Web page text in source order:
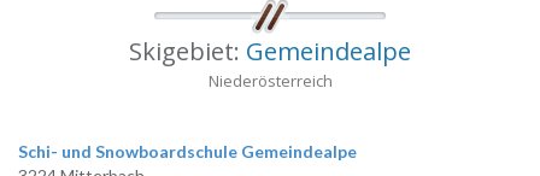
Skigebiet: Gemeindealpe
Niederösterreich
Schi- und Snowboardschule Gemeindealpe